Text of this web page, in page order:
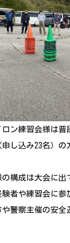
ン練習会様は普
申し込み23名）の
構成は大会に出
験者や練習会に
や警察主催の安全